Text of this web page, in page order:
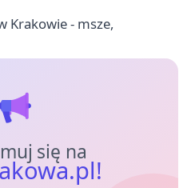
Krakowie - msze,
się na